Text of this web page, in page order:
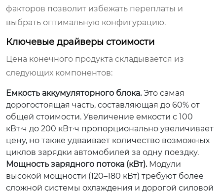
факторов позволит избежать переплаты и
выбрать оптимальную конфигурацию.
Ключевые драйверы стоимости
Цена конечного продукта складывается из
следующих компонентов:
Емкость аккумуляторного блока.Это самая
дорогостоящая часть, составляющая до 60% от
общей стоимости. Увеличение емкости с 100
кВт·ч до 200 кВт·ч пропорционально увеличивает
цену, но также удваивает количество возможных
циклов зарядки автомобилей за одну поездку.
Мощность зарядного потока (кВт).Модули
высокой мощности (120–180 кВт) требуют более
сложной системы охлаждения и дорогой силовой